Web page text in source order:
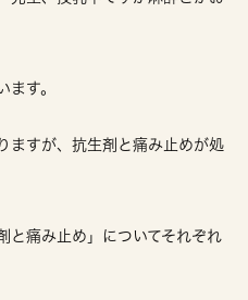
ます。
ますが、抗生剤と痛み止めが処
と痛み止め」についてそれぞれ